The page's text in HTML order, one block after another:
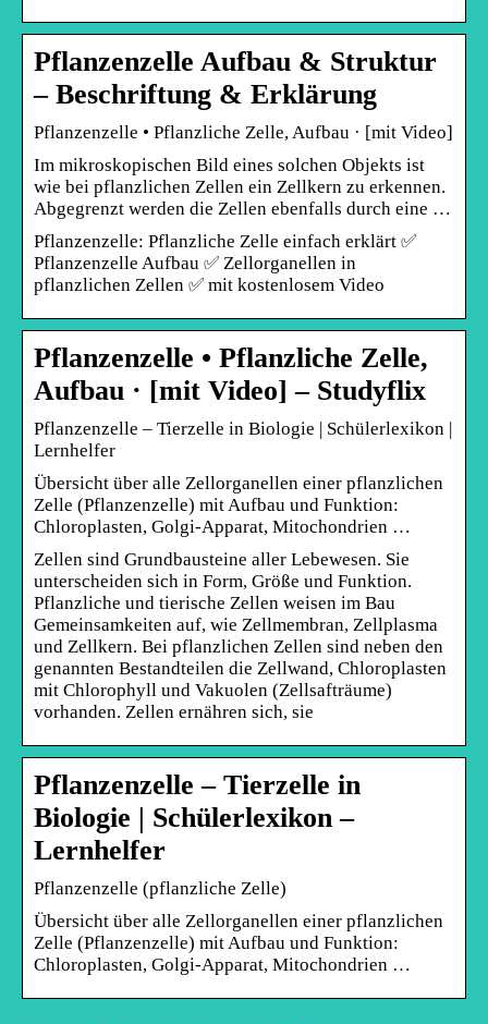
Pflanzenzelle Aufbau & Struktur
– Beschriftung & Erklärung
Pflanzenzelle • Pflanzliche Zelle, Aufbau · [mit Video]
Im mikroskopischen Bild eines solchen Objekts ist
wie bei pflanzlichen Zellen ein Zellkern zu erkennen.
Abgegrenzt werden die Zellen ebenfalls durch eine …
Pflanzenzelle: Pflanzliche Zelle einfach erklärt ✅
Pflanzenzelle Aufbau ✅ Zellorganellen in
pflanzlichen Zellen ✅ mit kostenlosem Video
Pflanzenzelle • Pflanzliche Zelle,
Aufbau · [mit Video] – Studyflix
Pflanzenzelle – Tierzelle in Biologie | Schülerlexikon |
Lernhelfer
Übersicht über alle Zellorganellen einer pflanzlichen
Zelle (Pflanzenzelle) mit Aufbau und Funktion:
Chloroplasten, Golgi-Apparat, Mitochondrien …
Zellen sind Grundbausteine aller Lebewesen. Sie
unterscheiden sich in Form, Größe und Funktion.
Pflanzliche und tierische Zellen weisen im Bau
Gemeinsamkeiten auf, wie Zellmembran, Zellplasma
und Zellkern. Bei pflanzlichen Zellen sind neben den
genannten Bestandteilen die Zellwand, Chloroplasten
mit Chlorophyll und Vakuolen (Zellsafträume)
vorhanden. Zellen ernähren sich, sie
Pflanzenzelle – Tierzelle in
Biologie | Schülerlexikon –
Lernhelfer
Pflanzenzelle (pflanzliche Zelle)
Übersicht über alle Zellorganellen einer pflanzlichen
Zelle (Pflanzenzelle) mit Aufbau und Funktion:
Chloroplasten, Golgi-Apparat, Mitochondrien …